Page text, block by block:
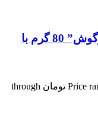
پت ادویه شفاف مدل “مکارتی چهارگوش” 80 گرم با
Price range: ۲۰,۵۰۰ تومان through